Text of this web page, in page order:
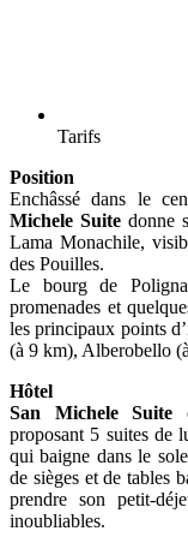
Tarifs
Position
Enchâssé dans le
Michele Suite donne
Lama Monachile,
des Pouilles.
Le bourg de
promenades et
les principaux points
(à 9 km), Alberobello
Hôtel
San Michele Suite
proposant 5 suites de
qui baigne dans le
de sièges et de tables
prendre son petit-
inoubliables.